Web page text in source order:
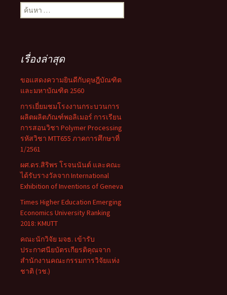
ค้นหา
สำหรับ:
เรื่องล่าสุด
ขอแสดงความยินดีกับดุษฎีบัณฑิต
และมหาบัณฑิต 2560
การเยี่ยมชมโรงงานกระบวนการ
ผลิตผลิตภัณฑ์พอลิเมอร์ การเรียน
การสอนวิชา Polymer Processing
รหัสวิชา MTT655 ภาคการศึกษาที่
1/2561
ผศ.ดร.สิริพร โรจนนันต์ และคณะ
ได้รับรางวัลจาก International
Exhibition of Inventions of Geneva
Times Higher Education Emerging
Economics University Ranking
2018: KMUTT
คณะนักวิจัย มจธ. เข้ารับ
ประกาศนียบัตรเกียรติคุณจาก
สำนักงานคณะกรรมการวิจัยแห่ง
ชาติ (วช.)